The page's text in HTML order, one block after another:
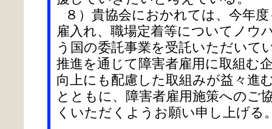
８）貴協会におかれては、今年
雇入れ、職場定着等についてノウ
う国の委託事業を受託いただいて
推進を通じて障害者雇用に取組む
向上にも配慮した取組みが益々進
とともに、障害者雇用施策へのご
くいただくようお願い申し上げる